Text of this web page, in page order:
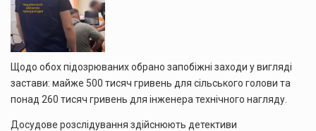
Щодо обох підозрюваних обрано запобіжні заходи у вигляді
застави: майже 500 тисяч гривень для сільського голови та
понад 260 тисяч гривень для інженера технічного нагляду.
Досудове розслідування здійснюють детективи